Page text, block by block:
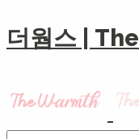
더웜스 |